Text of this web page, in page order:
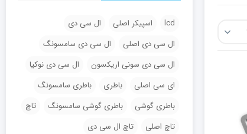
lcd اسپیکر اصلی
ال سی دی
ال سی دی اصلی
ال سی دی سامسونگ
ال سی دی سونی اریکسون
ال سی دی نوکیا
ای سی اصلی
باطری
باطری سامسونگ
باطری گوشی
باطری گوشی سامسونگ
تاچ
تاچ اصلی
تاچ ال سی دی